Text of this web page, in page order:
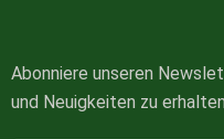
Abonniere unseren
und Neuigkeiten zu